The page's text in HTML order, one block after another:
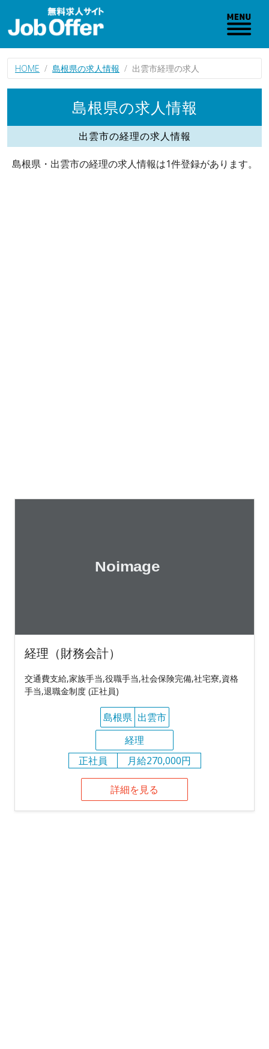
HOME 島根県の求人情報 出雲市経理の求人
島根県の求人情報
出雲市の経理の求人情報
島根県・出雲市の経理の求人情報は1件登録があります。
経理（財務会計）
交通費支給,家族手当,役職手当,社会保険完備,社宅寮,資格
手当,退職金制度 (正社員)
島根県 出雲市
経理
正社員
月給270,000円
詳細を見る